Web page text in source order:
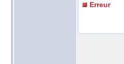
Erreur